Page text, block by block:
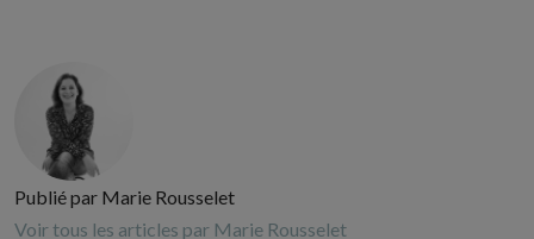
Publié par Marie Rousselet
Voir tous les articles par Marie Rousselet